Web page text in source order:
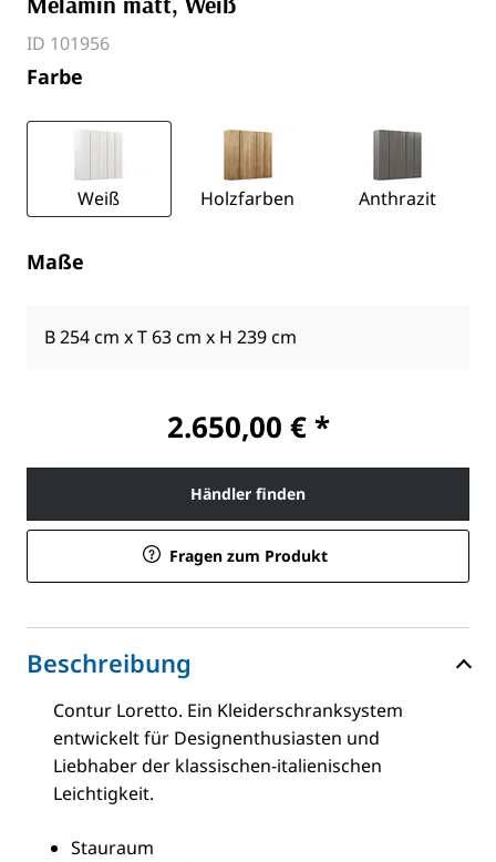
ID 101956
Farbe
Weiß Holzfarben Anthrazit
Maße
B 254 cm x T 63 cm x H 239 cm
2.650,00 € *
Händler finden
Fragen zum Produkt
Beschreibung
Contur Loretto. Ein Kleiderschranksystem
entwickelt für Designenthusiasten und
Liebhaber der klassischen-italienischen
Leichtigkeit.
Stauraum